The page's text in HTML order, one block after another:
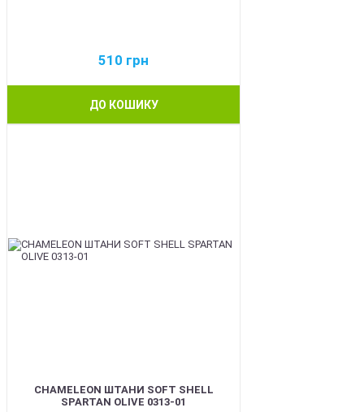
510 грн
ДО КОШИКУ
CHAMELEON ШТАНИ SOFT SHELL
SPARTAN OLIVE 0313-01